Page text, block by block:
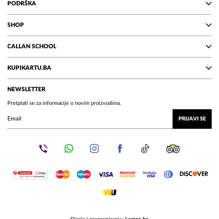
PODRŠKA
SHOP
CALLAN SCHOOL
KUPIKARTU.BA
NEWSLETTER
Pretplati se za informacije o novim proizvodima.
PRIJAVI SE